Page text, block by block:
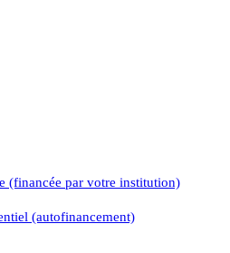
(financée par votre institution)
(autofinancement)